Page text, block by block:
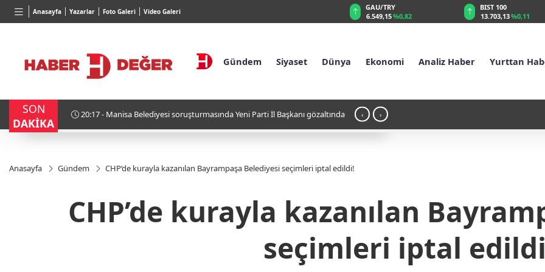
Anasayfa Yazarlar Foto Galeri Video Galeri
BGN
28,0626%0,37
VND
0,0018%0,21
BIST 100
13.703,13%0,11
USD
47,5755%0,05
Gündem Siyaset Dünya Ekonomi Analiz Haber Yurttan
SON
DAKİKA
20:57 - Dünya Liderleri Donald Trump’ın Tavırlarından Bıktı ‹ ›
Anasayfa Gündem CHP’de kurayla kazanılan Bayrampaşa Belediyesi seçimleri iptal edildi!
CHP’de kurayla kazanılan
seçimleri iptal